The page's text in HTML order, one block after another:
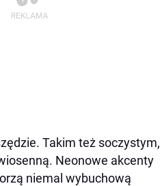
Takim też soczystym,
Neonowe akcenty
niemal wybuchową